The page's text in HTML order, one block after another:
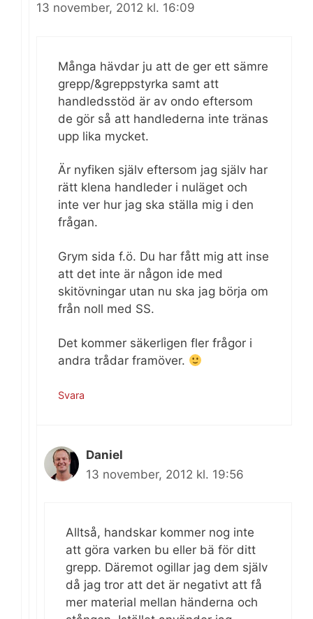
13 november, 2012 kl. 16:09
Många hävdar ju att de ger ett sämre
grepp/&greppstyrka samt att
handledsstöd är av ondo eftersom
de gör så att handlederna inte tränas
upp lika mycket.
Är nyfiken själv eftersom jag själv har
rätt klena handleder i nuläget och
inte ver hur jag ska ställa mig i den
frågan.
Grym sida f.ö. Du har fått mig att inse
att det inte är någon ide med
skitövningar utan nu ska jag börja om
från noll med SS.
Det kommer säkerligen fler frågor i
andra trådar framöver.
Svara
Daniel
13 november, 2012 kl. 19:56
Alltså, handskar kommer nog inte
att göra varken bu eller bä för ditt
grepp. Däremot ogillar jag dem själv
då jag tror att det är negativt att få
mer material mellan händerna och